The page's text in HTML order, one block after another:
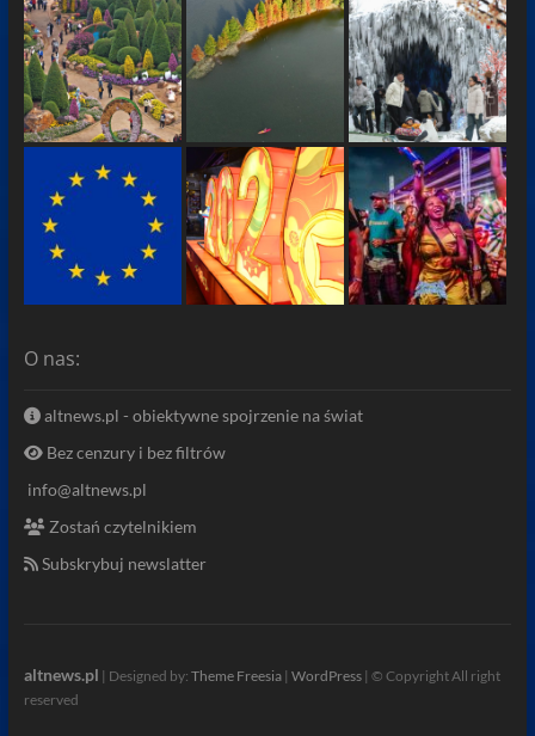
O nas:
altnews.pl - obiektywne spojrzenie na świat
Bez cenzury i bez filtrów
info@altnews.pl
Zostań czytelnikiem
Subskrybuj newslatter
altnews.pl | Designed by: Theme Freesia| WordPress| © Copyright All right
reserved